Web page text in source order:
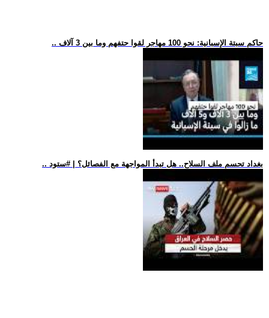
.. حاكم سبتة الإسبانية: نحو 100 مهاجر لقوا حتفهم وما بين 3 آلاف
.. بغداد تحسم ملف السلاح.. هل تبدأ المواجهة مع الفصائل؟ | #ستود